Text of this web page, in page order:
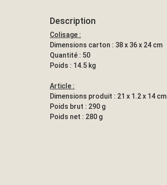
Description
Colisage :
Dimensions carton : 38 x 36 x 24 cm
Quantité : 50
Poids : 14.5 kg
Article :
Dimensions produit : 21 x 1.2 x 14 cm
Poids brut : 290 g
Poids net : 280 g